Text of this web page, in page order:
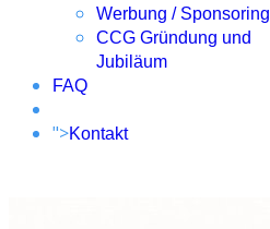
Werbung / Sponsoring
CCG Gründung und
Jubiläum
FAQ
">Kontakt